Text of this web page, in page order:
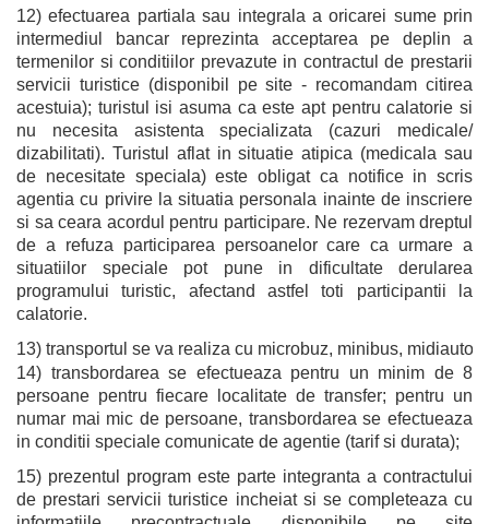
12) efectuarea partiala sau integrala a oricarei sume prin
intermediul bancar reprezinta acceptarea pe deplin a
termenilor si conditiilor prevazute in contractul de prestarii
servicii turistice (disponibil pe site - recomandam citirea
acestuia); turistul isi asuma ca este apt pentru calatorie si
nu necesita asistenta specializata (cazuri medicale/
dizabilitati). Turistul aflat in situatie atipica (medicala sau
de necesitate speciala) este obligat ca notifice in scris
agentia cu privire la situatia personala inainte de inscriere
si sa ceara acordul pentru participare. Ne rezervam dreptul
de a refuza participarea persoanelor care ca urmare a
situatiilor speciale pot pune in dificultate derularea
programului turistic, afectand astfel toti participantii la
calatorie.
13) transportul se va realiza cu microbuz, minibus,
14) transbordarea se efectueaza pentru un minim de 8
persoane pentru fiecare localitate de transfer; pentru un
numar mai mic de persoane, transbordarea se efectueaza
in conditii speciale comunicate de agentie (tarif si durata);
15) prezentul program este parte integranta a contractului
de prestari servicii turistice incheiat si se completeaza cu